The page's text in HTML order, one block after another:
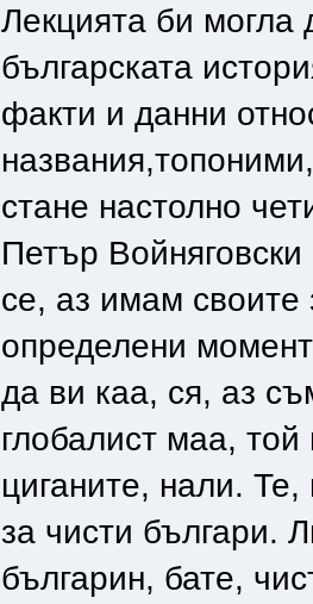
Лекцията би
българската
факти и данни
стане настолно
Петър
се, аз имам
определени
да ви каа, ся, аз
глобалист маа,
циганите, нали. Те,
за чисти българи.
българин, бате,